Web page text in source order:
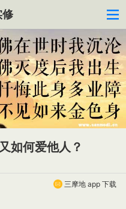
修
如何爱他人？
三摩地 app 下载